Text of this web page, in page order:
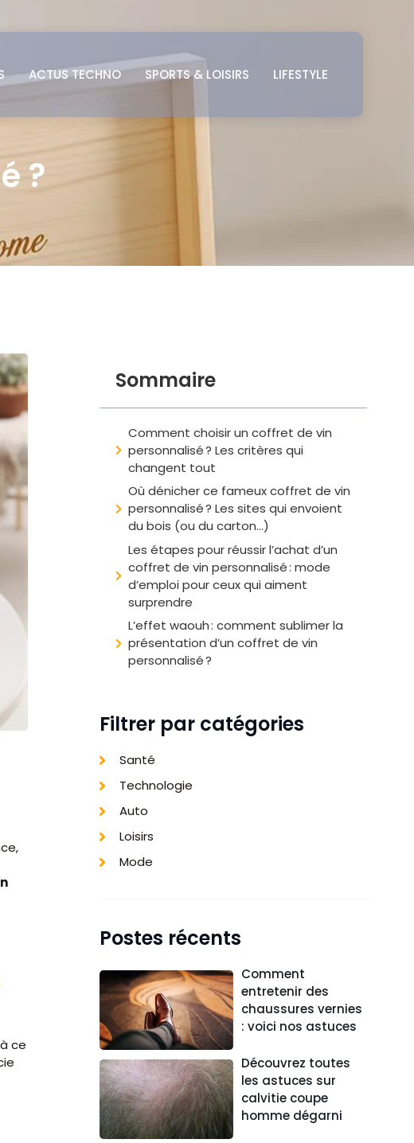
ACTUS TECHNO SPORTS & LOISIRS LIFESTYLE
?
ce
Sommaire
Comment choisir un coffret de vin
personnalisé ? Les critères qui
changent tout
Où dénicher ce fameux coffret de vin
personnalisé ? Les sites qui envoient
du bois (ou du carton…)
Les étapes pour réussir l’achat d’un
coffret de vin personnalisé : mode
d’emploi pour ceux qui aiment
surprendre
L’effet waouh : comment sublimer la
présentation d’un coffret de vin
personnalisé ?
Filtrer par catégories
Santé
Technologie
Auto
Loisirs
Mode
Postes récents
Comment
entretenir des
chaussures vernies
: voici nos astuces
Découvrez toutes
les astuces sur
calvitie coupe
homme dégarni